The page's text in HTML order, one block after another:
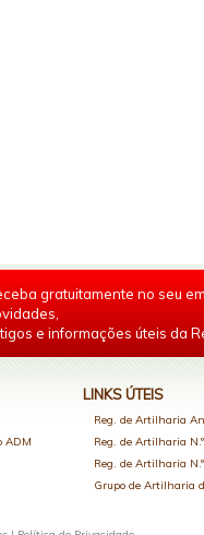
gratuitamente no seu
e informações úteis da
ADM
LINKS ÚTEIS
Reg. de Artilharia
Reg. de Artilharia
Reg. de Artilharia
Grupo de Artilharia